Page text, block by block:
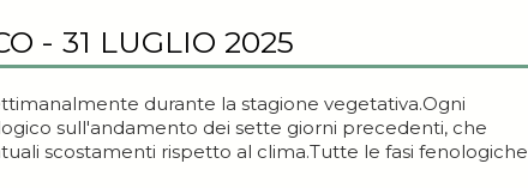
- 31 LUGLIO 2025
durante la stagione vegetativa.Ogni
sull'andamento dei sette giorni precedenti, che
scostamenti rispetto al clima.Tutte le fasi fenologiche